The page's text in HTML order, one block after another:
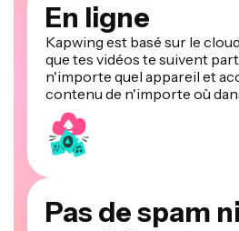
En ligne
Kapwing est basé sur le
que tes vidéos te suivent
n'importe quel appareil et
contenu de n'importe où
Pas de spam